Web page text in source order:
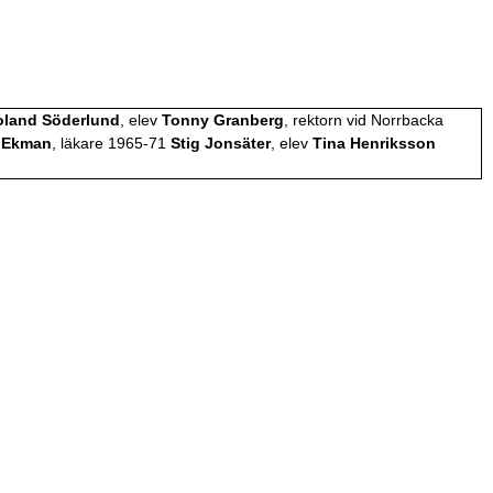
Söderlund , elev Tonny Granberg , rektorn vid Norrbacka
, läkare 1965-71 Stig Jonsäter, elev Tina Henriksson